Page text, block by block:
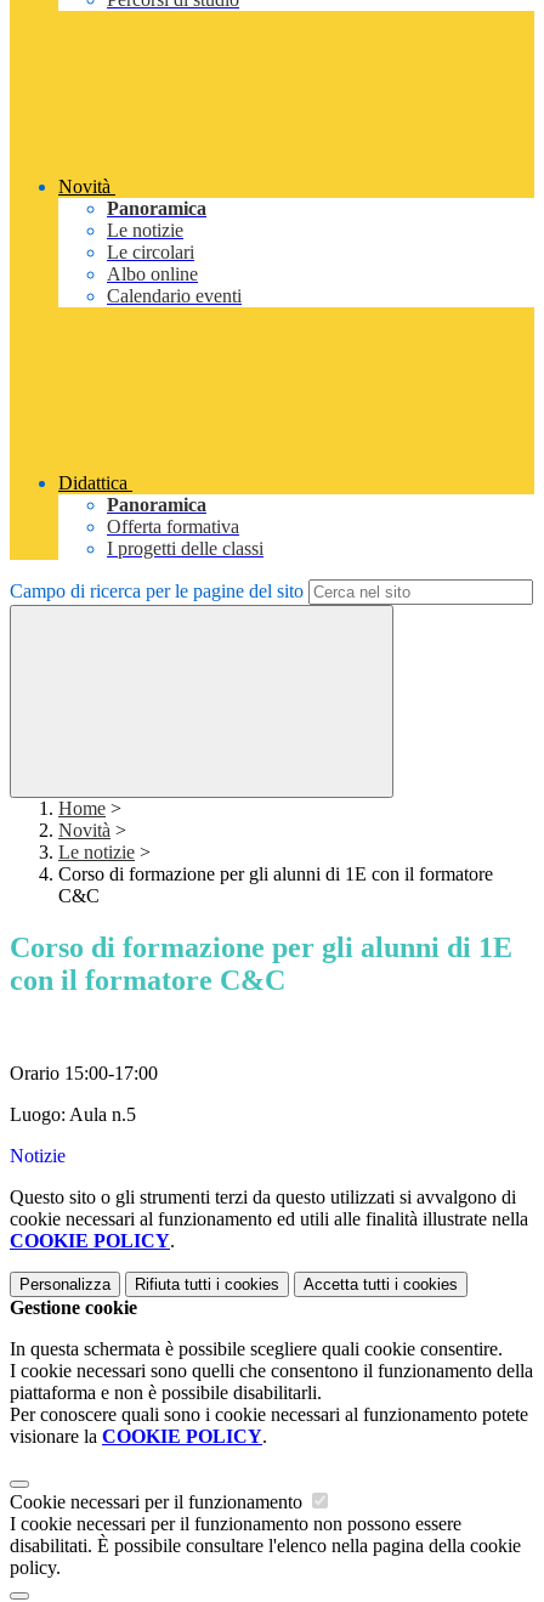
Novità
Panoramica
Le notizie
Le circolari
Albo online
Calendario eventi
Didattica
Panoramica
Offerta formativa
I progetti delle classi
Campo di ricerca per le pagine del sito
Home >
Novità >
Le notizie >
Corso di formazione per gli alunni di 1E con il formatore
C&C
Corso di formazione per gli alunni di 1E
con il formatore C&C
Orario 15:00-17:00
Luogo: Aula n.5
Notizie
Questo sito o gli strumenti terzi da questo utilizzati si avvalgono di
cookie necessari al funzionamento ed utili alle finalità illustrate nella
COOKIE POLICY.
Personalizza Rifiuta tutti i cookies Accetta tutti i cookies
Gestione cookie
In questa schermata è possibile scegliere quali cookie consentire.
I cookie necessari sono quelli che consentono il funzionamento della
piattaforma e non è possibile disabilitarli.
Per conoscere quali sono i cookie necessari al funzionamento potete
visionare la COOKIE POLICY.
Cookie necessari per il funzionamento
I cookie necessari per il funzionamento non possono essere
disabilitati. È possibile consultare l'elenco nella pagina della cookie
policy.